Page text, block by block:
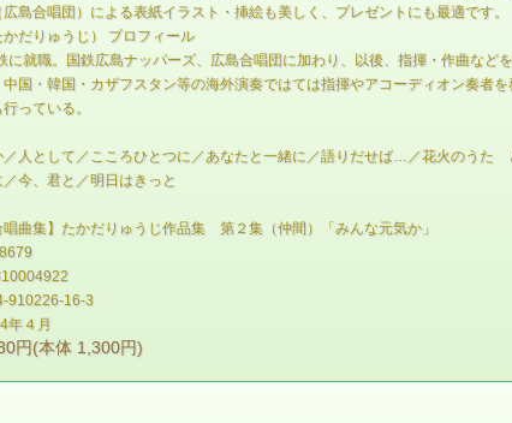
島合唱団）による表紙イラスト・挿絵も美しく、プレゼントにも最適です。
だりゅうじ） プロフィール
に就職。国鉄広島ナッパーズ、広島合唱団に加わり、以後、指揮・作曲な
中国・韓国・カザフスタン等の海外演奏ではては指揮やアコーディオン奏者
っている。
／人として／こころひとつに／あなたと一緒に／語りだせば…／花火のうた
今、君と／明日はきっと
曲集】たかだりゅうじ作品集 第２集（仲間）「みんな元気か」
910226-16-3
年４月
円(本体 1,300円)